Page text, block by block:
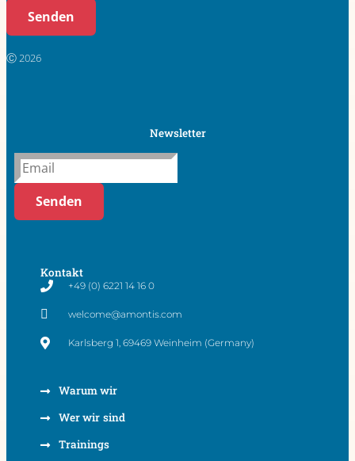
Senden
Ⓒ 2026
Newsletter
Senden
Kontakt
+49 (0) 6221 14 16 0
welcome@amontis.com
Karlsberg 1, 69469 Weinheim (Germany)
Warum wir
Wer wir sind
Trainings